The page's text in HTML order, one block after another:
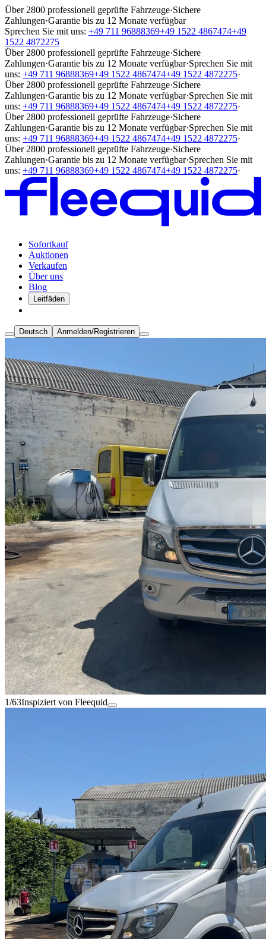
Über 2800 professionell geprüfte Fahrzeuge·Sichere
Zahlungen·Garantie bis zu 12 Monate verfügbar
Sprechen Sie mit uns: +49 711 96888369+49 1522 4867474+49
1522 4872275
Über 2800 professionell geprüfte Fahrzeuge·Sichere
Zahlungen·Garantie bis zu 12 Monate verfügbar·Sprechen Sie mit
uns: +49 711 96888369+49 1522 4867474+49 1522 4872275·
Über 2800 professionell geprüfte Fahrzeuge·Sichere
Zahlungen·Garantie bis zu 12 Monate verfügbar·Sprechen Sie mit
uns: +49 711 96888369+49 1522 4867474+49 1522 4872275·
Über 2800 professionell geprüfte Fahrzeuge·Sichere
Zahlungen·Garantie bis zu 12 Monate verfügbar·Sprechen Sie mit
uns: +49 711 96888369+49 1522 4867474+49 1522 4872275·
Über 2800 professionell geprüfte Fahrzeuge·Sichere
Zahlungen·Garantie bis zu 12 Monate verfügbar·Sprechen Sie mit
uns: +49 711 96888369+49 1522 4867474+49 1522 4872275·
Sofortkauf
Auktionen
Verkaufen
Über uns
Blog
Leitfäden
Deutsch Anmelden/Registrieren
1/63Inspiziert von Fleequid